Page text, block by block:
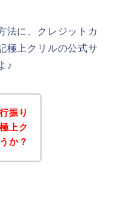
法に、クレジットカ
極上クリルの公式サ
♪
振り
上ク
か？